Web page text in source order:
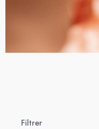
Filtrer